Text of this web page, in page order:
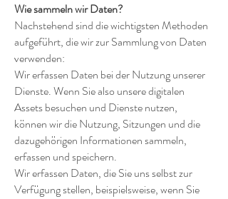
Wie sammeln wir Daten?
Nachstehend sind die wichtigsten Methoden
aufgeführt, die wir zur Sammlung von Daten
verwenden:
Wir erfassen Daten bei der Nutzung unserer
Dienste. Wenn Sie also unsere digitalen
Assets besuchen und Dienste nutzen,
können wir die Nutzung, Sitzungen und die
dazugehörigen Informationen sammeln,
erfassen und speichern.
Wir erfassen Daten, die Sie uns selbst zur
Verfügung stellen, beispielsweise, wenn Sie